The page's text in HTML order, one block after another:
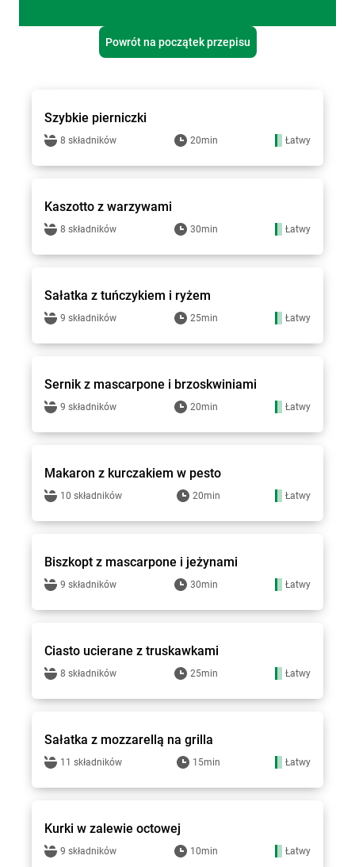
Powrót na początek przepisu
Szybkie pierniczki
8 składników 20min Łatwy
Groszek - przepisy
Kaszotto z warzywami
8 składników 30min Łatwy
Groszek - przepisy
Sałatka z tuńczykiem i ryżem
9 składników 25min Łatwy
Groszek - przepisy
Sernik z mascarpone i brzoskwiniami
9 składników 20min Łatwy
Groszek - przepisy
Makaron z kurczakiem w pesto
10 składników 20min Łatwy
Groszek - przepisy
Biszkopt z mascarpone i jeżynami
9 składników 30min Łatwy
Groszek - przepisy
Ciasto ucierane z truskawkami
8 składników 25min Łatwy
Groszek - przepisy
Sałatka z mozzarellą na grilla
11 składników 15min Łatwy
Groszek - przepisy
Kurki w zalewie octowej
9 składników 10min Łatwy